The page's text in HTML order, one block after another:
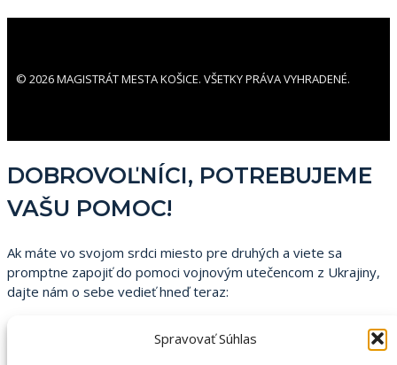
Spravovať Súhlas
© 2026 MAGISTRÁT MESTA KOŠICE. VŠETKY PRÁVA VYHRADENÉ.
DOBROVOĽNÍCI, POTREBUJEME
VAŠU POMOC!
Ak máte vo svojom srdci miesto pre druhých a viete sa
promptne zapojiť do pomoci vojnovým utečencom z Ukrajiny,
dajte nám o sebe vedieť hneď teraz: